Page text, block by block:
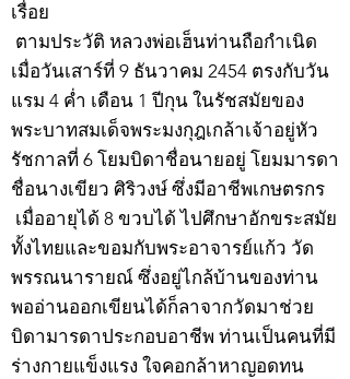
เรื่อย
ตามประวัติ หลวงพ่อเฮ็นท่านถือกำเนิด
เมื่อวันเสาร์ที่ 9 ธันวาคม 2454 ตรงกับวัน
แรม 4 ค่ำ เดือน 1 ปีกุน ในรัชสมัยของ
พระบาทสมเด็จพระมงกุฎเกล้าเจ้าอยู่หัว
รัชกาลที่ 6 โยมบิดาชื่อนายอยู่ โยมมารดา
ชื่อนางเขียว ศิริวงษ์ ซึ่งมีอาชีพเกษตรกร
เมื่ออายุได้ 8 ขวบได้ ไปศึกษาอักขระสมัย
ทั้งไทยและขอมกับพระอาจารย์แก้ว วัด
พรรณนารายณ์ ซึ่งอยู่ไกล้บ้านของท่าน
พออ่านออกเขียนได้ก็ลาจากวัดมาช่วย
บิดามารดาประกอบอาชีพ ท่านเป็นคนที่มี
ร่างกายแข็งแรง ใจคอกล้าหาญอดทน